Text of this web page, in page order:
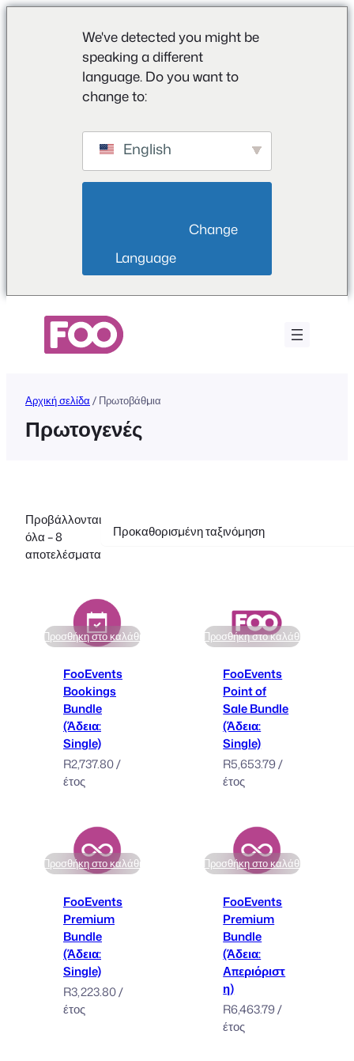
We've detected you might be
speaking a different
language. Do you want to
change to:
English
Language
περιεχόμενο
Αρχική σελίδα / Πρωτοβάθμια
Πρωτογενές
Προβάλλονται
όλα – 8
αποτελέσματα
Προσθήκη στο καλάθι
FooEvents
Bookings
Bundle
(Άδεια:
Single)
R2,737.80/
έτος
Προσθήκη στο καλάθι
FooEvents
Point of
Sale Bundle
(Άδεια:
Single)
R5,653.79 /
έτος
Προσθήκη στο καλάθι
FooEvents
Premium
Bundle
(Άδεια:
Single)
R3,223.80/
έτος
Προσθήκη στο καλάθι
FooEvents
Premium
Bundle
(Άδεια:
Απεριόριστ
η)
R6,463.79 /
έτος